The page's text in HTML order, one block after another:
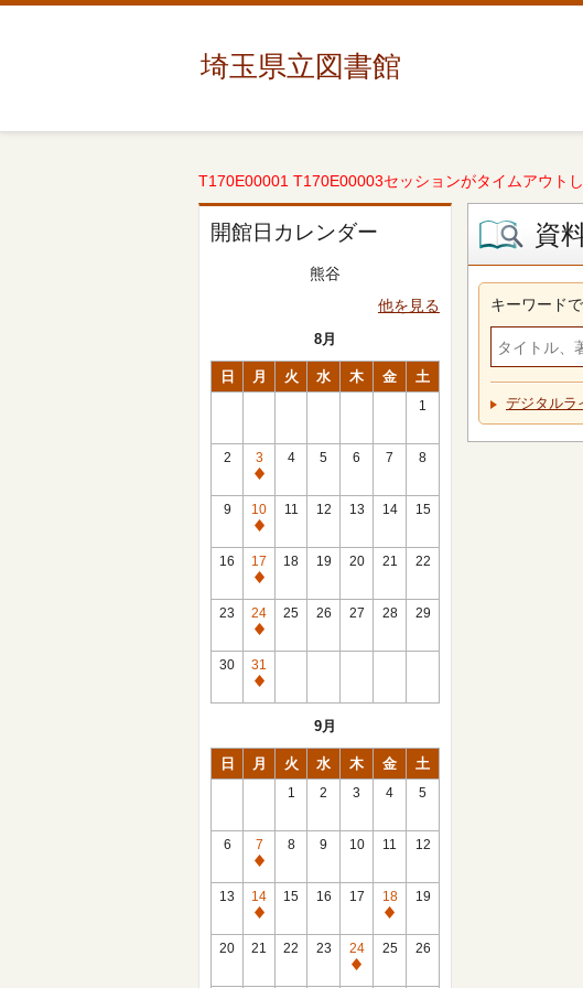
埼玉県立図書館
T170E00001 T170E00003セッションがタイムアウト
開館日カレンダー
熊谷
他を見る
8月
日 月 火 水 木 金 土
1
2
3
休
館
日
4 5 6 7 8
9
10
休
館
日
11 12 13 14 15
16
17
休
館
日
18 19 20 21 22
23
24
休
館
日
25 26 27 28 29
30
31
休
9月
日 月 火 水 木 金 土
1 2 3 4 5
6
7
休
館
日
8 9 10 11 12
13
14
休
館
15 16 17
18
休
館
19
20 21 22 23
24
休
25 26
資
キーワード
デジタルラ